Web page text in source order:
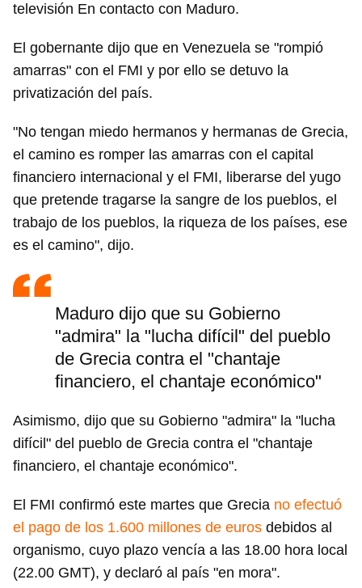
televisión En contacto con Maduro.
El gobernante dijo que en Venezuela se "rompió
amarras" con el FMI y por ello se detuvo la
privatización del país.
"No tengan miedo hermanos y hermanas de Grecia,
el camino es romper las amarras con el capital
financiero internacional y el FMI, liberarse del yugo
que pretende tragarse la sangre de los pueblos, el
trabajo de los pueblos, la riqueza de los países, ese
es el camino", dijo.
Maduro dijo que su Gobierno
"admira" la "lucha difícil" del pueblo
de Grecia contra el "chantaje
financiero, el chantaje económico"
Asimismo, dijo que su Gobierno "admira" la "lucha
difícil" del pueblo de Grecia contra el "chantaje
financiero, el chantaje económico".
El FMI confirmó este martes que Grecia no efectuó
el pago de los 1.600 millones de euros debidos al
organismo, cuyo plazo vencía a las 18.00 hora local
(22.00 GMT), y declaró al país "en mora".